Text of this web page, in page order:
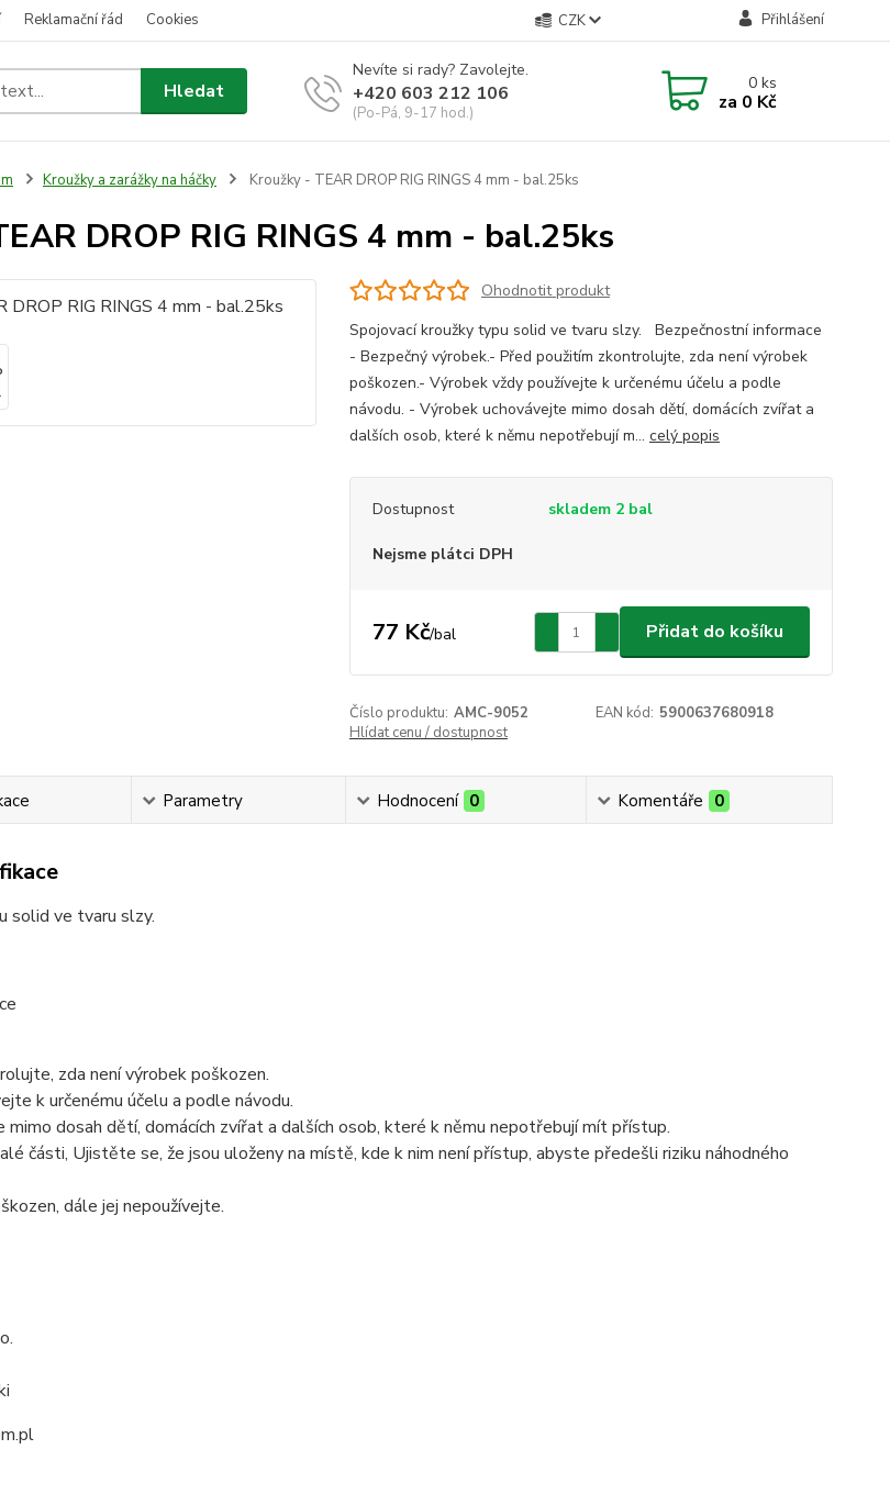
Reklamační řád Cookies CZK Přihlášení
Hledat
Nevíte si rady? Zavolejte.
+420 603 212 106
(Po-Pá, 9-17 hod.)
0ks
za 0 Kč
Kroužky a zarážky na háčky Kroužky - TEAR DROP RIG RINGS 4 mm - bal.25ks
DROP RIG RINGS 4 mm - bal.25ks
Ohodnotit produkt
Spojovací kroužky typu solid ve tvaru slzy. Bezpečnostní informace
- Bezpečný výrobek.- Před použitím zkontrolujte, zda není výrobek
poškozen.- Výrobek vždy používejte k určenému účelu a podle
návodu. - Výrobek uchovávejte mimo dosah dětí, domácích zvířat a
dalších osob, které k němu nepotřebují m... celý popis
Dostupnost skladem 2 bal
Nejsme plátci DPH
77 Kč/bal Přidat do košíku
Číslo produktu: AMC-9052 EAN kód: 5900637680918
Hlídat cenu / dostupnost
Parametry Hodnocení 0 Komentáře 0
solid ve tvaru slzy.
zda není výrobek poškozen.
k určenému účelu a podle návodu.
mimo dosah dětí, domácích zvířat a dalších osob, které k němu nepotřebují mít přístup.
části, Ujistěte se, že jsou uloženy na místě, kde k nim není přístup, abyste předešli riziku náhodného
dále jej nepoužívejte.